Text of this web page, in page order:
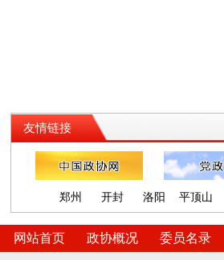
友情链接
郑州 开封 洛阳 平顶山
网站首页 政协概况 委员名录